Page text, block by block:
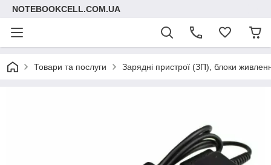
NOTEBOOKCELL.COM.UA
Товари та послуги Зарядні пристрої (ЗП), блоки